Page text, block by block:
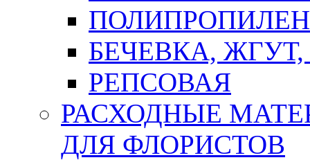
БЕЧЕВКА,
РЕПСОВАЯ
РАСХОДНЫЕ
ДЛЯ ФЛОРИСТОВ